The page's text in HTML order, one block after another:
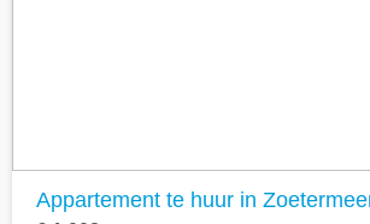
Appartement te huur in